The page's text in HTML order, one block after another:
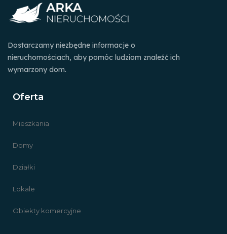
Dostarczamy niezbędne informacje o
nieruchomościach, aby pomóc ludziom znaleźć ich
wymarzony dom.
Oferta
Mieszkania
Domy
Działki
Lokale
Obiekty komercyjne